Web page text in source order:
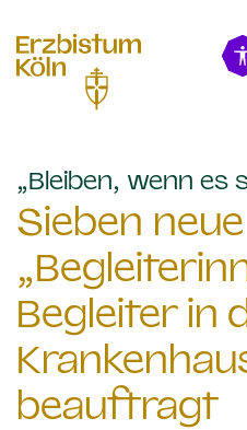
„Bleiben, wenn es
Sieben neue
Begleiter in
beauftragt